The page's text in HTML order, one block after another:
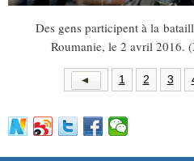
Des gens participent à la
Roumanie, le 2 avril 2016.
1 2 3